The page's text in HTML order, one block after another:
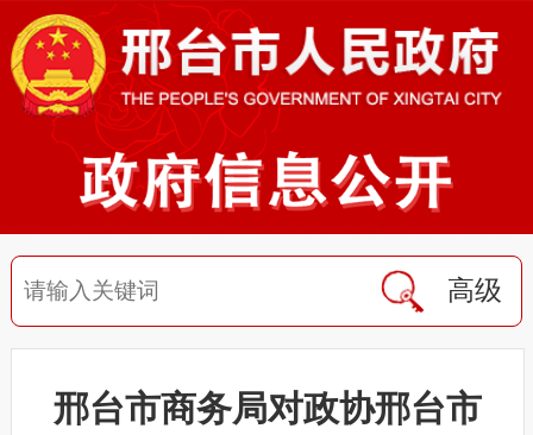
高级
邢台市商务局对政协邢台市